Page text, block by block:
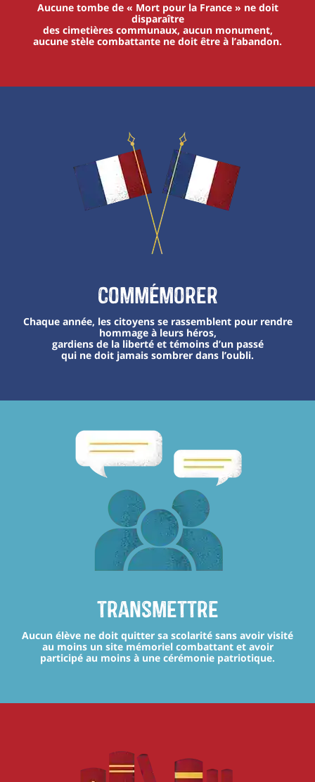
Aucune tombe de « Mort pour la France » ne doit
disparaître
des cimetières communaux, aucun monument,
aucune stèle combattante ne doit être à l’abandon.
Commémorer
Chaque année, les citoyens se rassemblent pour rendre
hommage à leurs héros,
gardiens de la liberté et témoins d’un passé
qui ne doit jamais sombrer dans l’oubli.
transmettre
Aucun élève ne doit quitter sa scolarité sans avoir visité
au moins un site mémoriel combattant et avoir
participé au moins à une cérémonie patriotique.